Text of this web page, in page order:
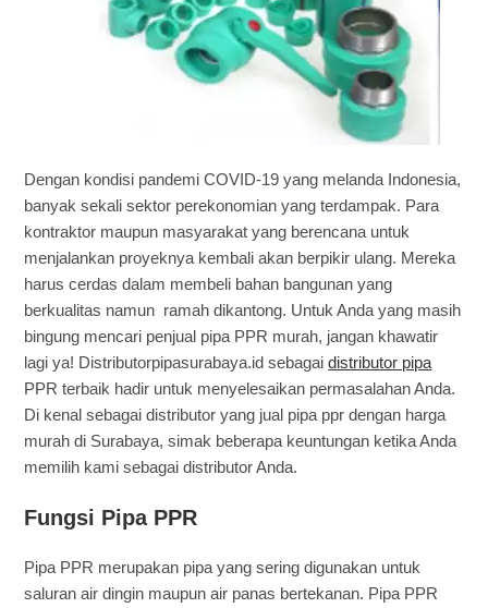
Dengan kondisi pandemi COVID-19 yang melanda Indonesia,
banyak sekali sektor perekonomian yang terdampak. Para
kontraktor maupun masyarakat yang berencana untuk
menjalankan proyeknya kembali akan berpikir ulang. Mereka
harus cerdas dalam membeli bahan bangunan yang
berkualitas namun ramah dikantong. Untuk Anda yang masih
bingung mencari penjual pipa PPR murah, jangan khawatir
lagi ya! Distributorpipasurabaya.id sebagaidistributor pipa
PPR terbaik hadir untuk menyelesaikan permasalahan Anda.
Di kenal sebagai distributor yang jual pipa ppr dengan harga
murah di Surabaya, simak beberapa keuntungan ketika Anda
memilih kami sebagai distributor Anda.
Fungsi Pipa PPR
Pipa PPR merupakan pipa yang sering digunakan untuk
saluran air dingin maupun air panas bertekanan. Pipa PPR